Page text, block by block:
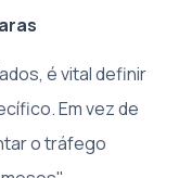
é vital definir
Em vez de
o tráfego